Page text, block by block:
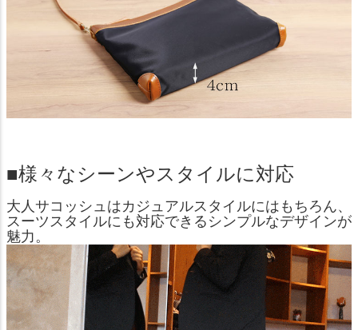
■様々なシーンやスタイルに対応
大人サコッシュはカジュアルスタイルにはもちろん、
スーツスタイルにも対応できるシンプルなデザインが
魅力。